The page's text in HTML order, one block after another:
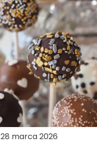
28 marca 2026